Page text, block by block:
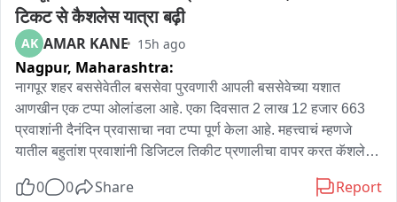
ज्या जेन झी ना  देशद्रोही म्हटलं त्यांनाच आता हे देश प्रेमी म्हणत आहेत
हे कोणी प्रमाणपत्र देणारे नाहीत
जेन झी आता आम्हाला सत्तेतून बाहेर काढेल असं यांना वाटते
जेन झी पुन्हा आता आपल्याकडे आता येईल का हा यशस्वी प्रयत्न मोहन
भागवत यांनी केला आहे
टिकट से कैशलेस यात्रा बढ़ी
AK AMAR KANE 15h ago
Nagpur, Maharashtra:
नागपूर शहर बससेवेतील बससेवा पुरवणारी आपली बससेवेच्या यशात
आणखीन एक टप्पा ओलांडला आहे. एका दिवसात 2 लाख 12 हजार 663
प्रवाशांनी दैनंदिन प्रवासाचा नवा टप्पा पूर्ण केला आहे. महत्त्वाचं म्हणजे
यातील बहुतांश प्रवाशांनी डिजिटल तिकीट प्रणालीचा वापर करत कॅशलेस
सातत्यपूर्ण पाठिंबामुळे आपली बस अधिक स्मार्ट वेगवान आणि तंत्रज्ञान
0 0 Share Report